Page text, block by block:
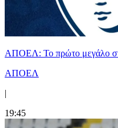
ΑΠΟΕΛ: Το πρώτο μεγάλο
ΑΠΟΕΛ
|
19:45